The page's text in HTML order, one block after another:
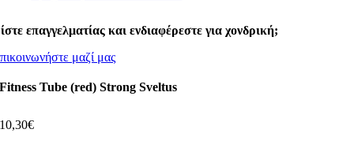
επαγγελματίας και ενδιαφέρεστε για χονδρική;
μαζί μας
Fitness Tube (red) Strong Sveltus
10,30€